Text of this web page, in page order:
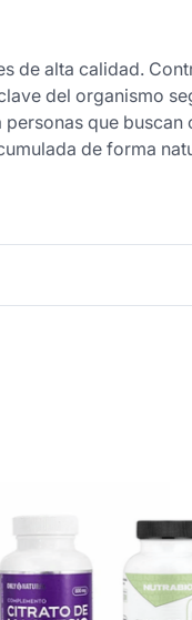
de alta calidad.
del organismo
que buscan
de forma